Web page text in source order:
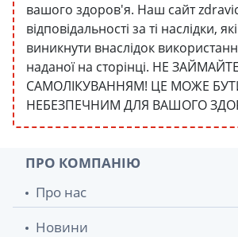
вашого здоров'я. Наш сайт
відповідальності за ті наслідки,
виникнути внаслідок
наданої на сторінці. НЕ
САМОЛІКУВАННЯМ! ЦЕ МОЖЕ
НЕБЕЗПЕЧНИМ ДЛЯ ВАШОГО
ПРО КОМПАНІЮ
Про нас
Новини